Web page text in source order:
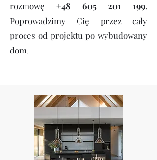
rozmowę +48 605 201 199.
Poprowadzimy Cię przez cały
proces od projektu po wybudowany
dom.